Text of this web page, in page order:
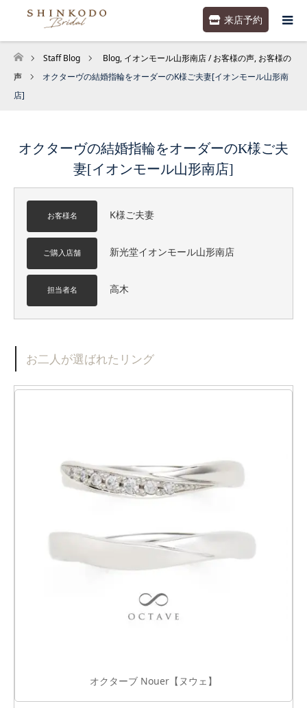
来店予約
ホーム
Staff Blog Blog, イオンモール山形南店 / お客様の声, お客様の
声
オクターヴの結婚指輪をオーダーのK様ご夫妻[イオンモール山形南
店]
オクターヴの結婚指輪をオーダーのK様ご夫
妻[イオンモール山形南店]
お客様名 K様ご夫妻
ご購入店舗 新光堂イオンモール山形南店
担当者名 高木
お二人が選ばれたリング
オクターブ Nouer【ヌウェ】